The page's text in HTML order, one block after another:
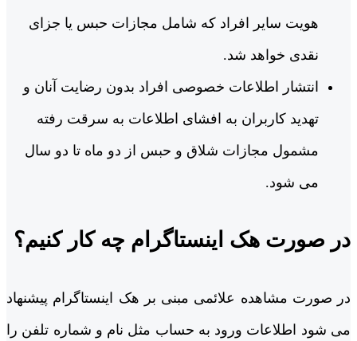
هویت سایر افراد که شامل مجازات حبس یا جزای
نقدی خواهد شد.
انتشار اطلاعات خصوصی افراد بدون رضایت آنان و
تهدید کاربران به افشای اطلاعات به سرقت رفته
مشمول مجازات شلاق و حبس از دو ماه تا دو سال
می شود.
در صورت هک اینستاگرام چه کار کنیم؟
در صورت مشاهده علائمی مبنی بر هک اینستاگرام پیشنهاد
می شود اطلاعات ورود به حساب مثل نام و شماره تلفن را